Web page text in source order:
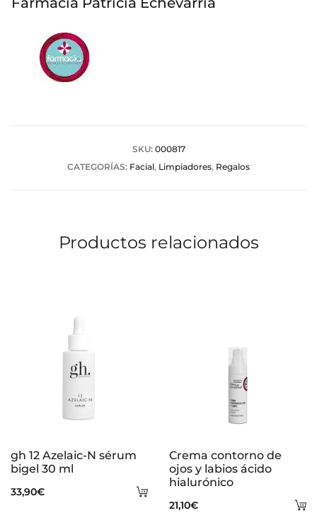
SKU: 000817
CATEGORÍAS: Facial, Limpiadores, Regalos
Productos relacionados
Añadir
gh 12 Azelaic-N sérum
bigel 30 ml
33,90€
Crema contorno de
ojos y labios ácido
hialurónico
21,10€